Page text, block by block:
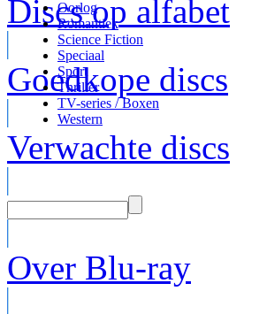
Discs op alfabet
Goedkope discs
Verwachte discs
Over Blu-ray
Oorlog
Romantiek
Science Fiction
Speciaal
Sport
Thriller
TV-series / Boxen
Western